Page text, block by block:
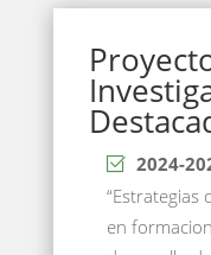
2024-
“Estrategias
en